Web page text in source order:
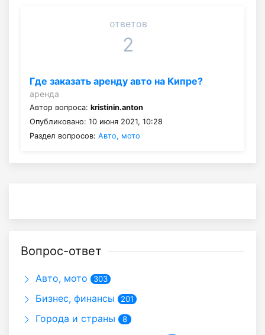
ответов
2
Где заказать аренду авто на Кипре?
аренда
Автор вопроса: kristinin.anton
Опубликовано: 10 июня 2021, 10:28
Раздел вопросов: Авто, мото
Вопрос-ответ
Авто, мото 303
Бизнес, финансы 201
Города и страны 8